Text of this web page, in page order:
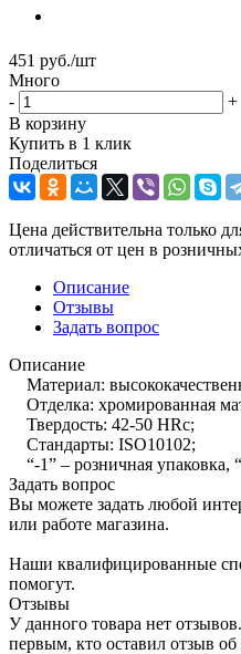
451 руб./шт
Много
-
+
В корзину
Купить в 1 клик
Поделиться
Цена действительна только
отличаться от цен в
Описание
Отзывы
Задать вопрос
Описание
Материал:
Отделка: хромированная
Твердость: 42-50 HRc;
Стандарты: ISO10102;
“-1” – розничная упаковка,
Задать вопрос
Вы можете задать любой
или работе магазина.
Наши квалифицированные
помогут.
Отзывы
У данного товара нет
первым, кто оставил отзыв об